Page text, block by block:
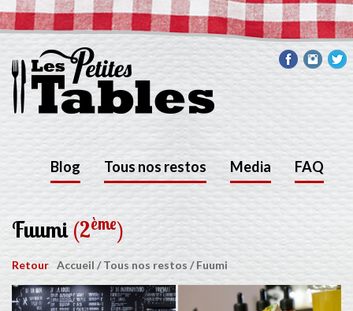
Blog Tous nos restos Media FAQ
Fuumi(2ème)
Retour Accueil /Tous nos restos /Fuumi